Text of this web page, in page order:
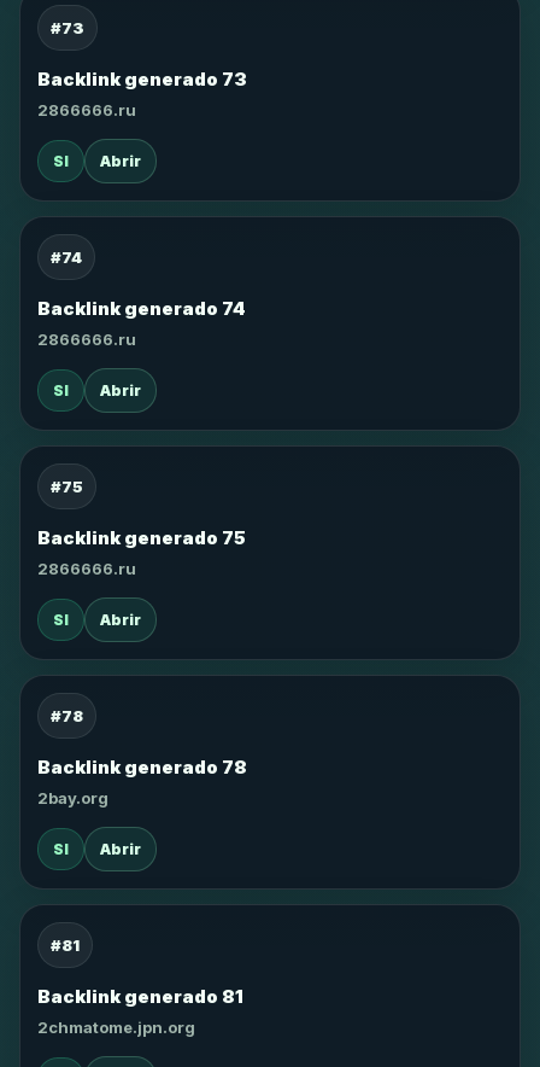
#73
Backlink generado 73
2866666.ru
SI Abrir
#74
Backlink generado 74
2866666.ru
SI Abrir
#75
Backlink generado 75
2866666.ru
SI Abrir
#78
Backlink generado 78
2bay.org
SI Abrir
#81
Backlink generado 81
2chmatome.jpn.org